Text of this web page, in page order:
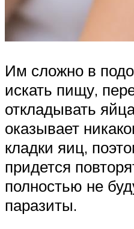
Им сложно в
искать пищу,
откладывать
оказывает
кладки яиц,
придется
полностью не
паразиты.